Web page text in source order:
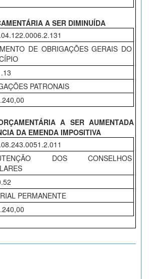
A SER DIMINUÍDA
DE OBRIGAÇÕES GERAIS DO
PATRONAIS
A SER AUMENTADA
DA EMENDA IMPOSITIVA
DOS CONSELHOS
PERMANENTE